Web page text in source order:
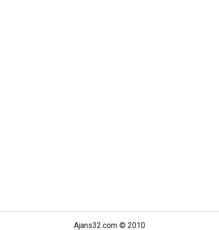
Ajans32.com © 2010